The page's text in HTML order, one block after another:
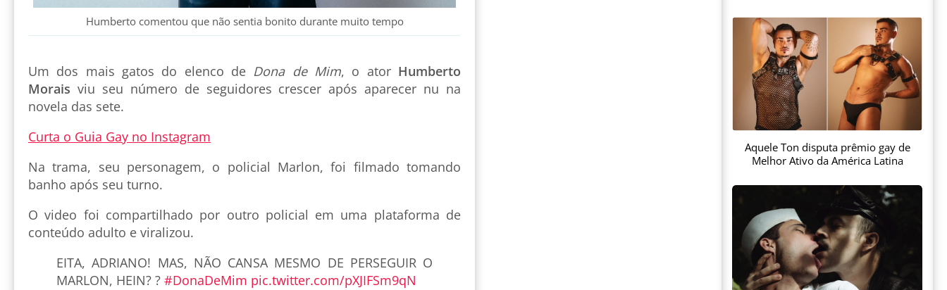
Humberto comentou que não sentia bonito durante muito tempo
Um dos mais gatos do elenco de Dona de Mim, o ator Humberto
Morais viu seu número de seguidores crescer após aparecer nu na
novela das sete.
Curta o Guia Gay no Instagram
Na trama, seu personagem, o policial Marlon, foi filmado tomando
banho após seu turno.
O video foi compartilhado por outro policial em uma plataforma de
conteúdo adulto e viralizou.
EITA, ADRIANO! MAS, NÃO CANSA MESMO DE PERSEGUIR O
MARLON, HEIN? ? #DonaDeMim pic.twitter.com/pXJIFSm9qN
Aquele Ton disputa prêmio gay de
Melhor Ativo da América Latina